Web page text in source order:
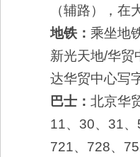
（辅路），
地铁： 乘坐地
新光天地/华贸
达华贸中心写
巴士： 北京华
11、30、31
721、728、